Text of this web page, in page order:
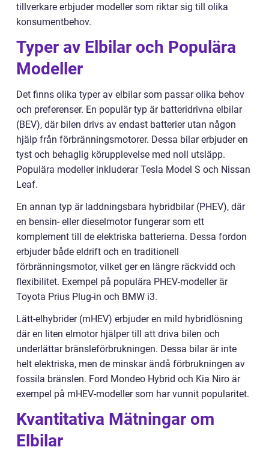
tillverkare erbjuder modeller som riktar sig till olika
konsumentbehov.
Typer av Elbilar och Populära
Modeller
Det finns olika typer av elbilar som passar olika behov
och preferenser. En populär typ är batteridrivna elbilar
(BEV), där bilen drivs av endast batterier utan någon
hjälp från förbränningsmotorer. Dessa bilar erbjuder en
tyst och behaglig körupplevelse med noll utsläpp.
Populära modeller inkluderar Tesla Model S och Nissan
Leaf.
En annan typ är laddningsbara hybridbilar (PHEV), där
en bensin- eller dieselmotor fungerar som ett
komplement till de elektriska batterierna. Dessa fordon
erbjuder både eldrift och en traditionell
förbränningsmotor, vilket ger en längre räckvidd och
flexibilitet. Exempel på populära PHEV-modeller är
Toyota Prius Plug-in och BMW i3.
Lätt-elhybrider (mHEV) erbjuder en mild hybridlösning
där en liten elmotor hjälper till att driva bilen och
underlättar bränsleförbrukningen. Dessa bilar är inte
helt elektriska, men de minskar ändå förbrukningen av
fossila bränslen. Ford Mondeo Hybrid och Kia Niro är
exempel på mHEV-modeller som har vunnit popularitet.
Kvantitativa Mätningar om
Elbilar